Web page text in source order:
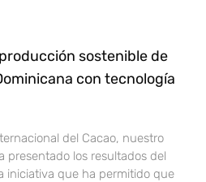
sostenible de
con tecnología
del Cacao, nuestro
presentado los resultados del
iniciativa que ha permitido que